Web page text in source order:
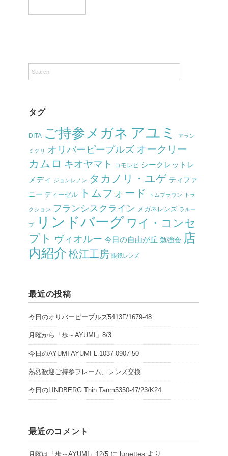
タグ
DITA ご持参メガネ アユミ アラン
ミクリ オリバーピープルズ オークリー
カムロ キオヤマト コモレビ シークレットレ
メディ
ジョンレノン タカノリ・ユゲ ティファ
ニー ディーゼル トムフォード トムブラウン トラ
クション フランシスクライン メガネレンズ ラルー
プ リンドバーグ ワイ・コンセ
プト ヴィオルー 今日の自由が丘 勉強会 店
内紹介 松江工房 眼鏡レンズ
最近の投稿
今日のオリバーピープルズ5413F/1679-48
月曜から「歩～AYUMI」8/3
今日のAYUMI AYUMI L-1037 0907-50
熱烈歓迎ご持参フレーム、レンズ交換
今日のLINDBERG Thin Tanm5350-47/23/K24
最近のコメント
月曜は「歩～AYUMI」12/5 に lunettes より